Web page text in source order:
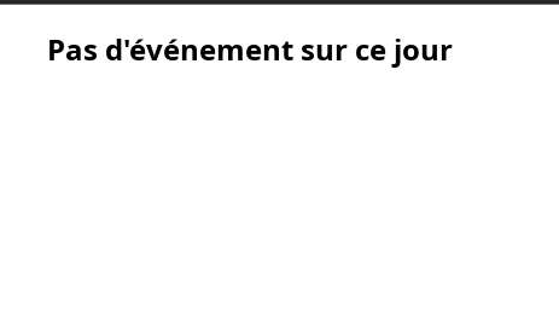
Pas d'événement sur ce jour